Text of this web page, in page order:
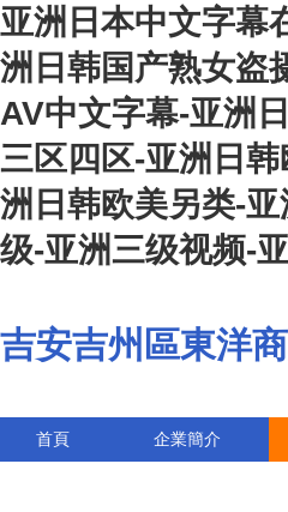
亚洲日本中文字幕
洲日韩国产熟女盗
AV中文字幕-亚洲
三区四区-亚洲日
洲日韩欧美另类-
级-亚洲三级视频-
吉安吉州區東洋
首頁 企業簡介